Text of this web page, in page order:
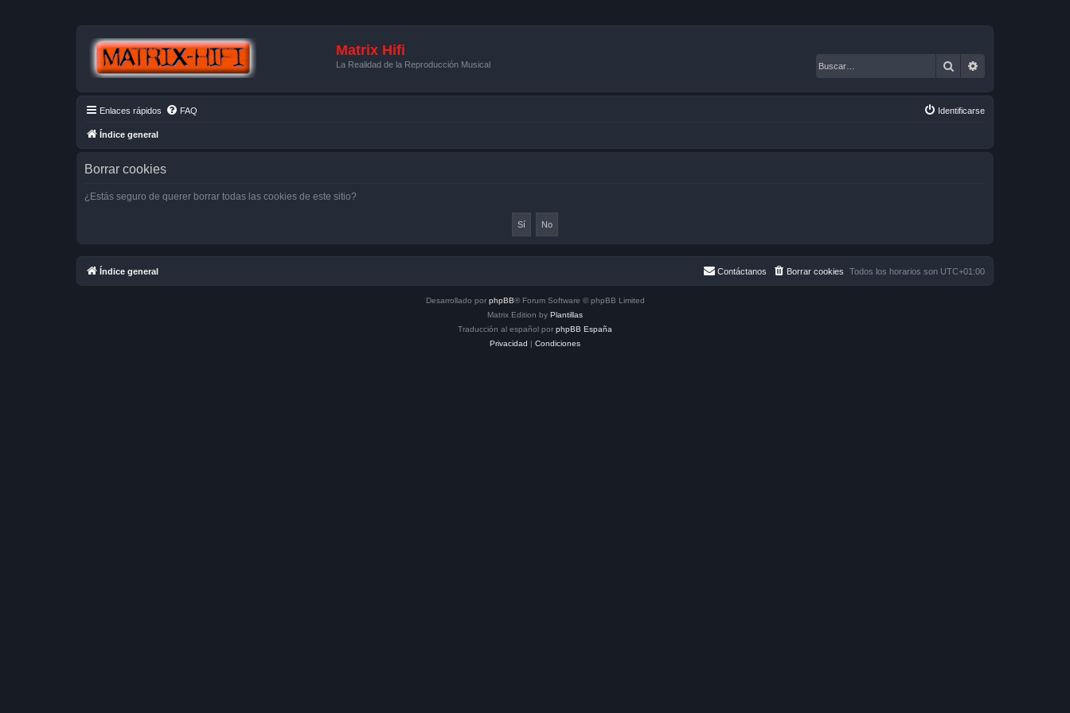
Matrix Hifi
La Realidad de la Reproducción Musical Buscar
Enlaces rápidos FAQ Identificarse
Índice general
Borrar cookies
¿Estás seguro de querer borrar todas las cookies de este sitio?
Índice general Todos los horarios son UTC+01:00
Borrar cookies
Contáctanos
Desarrollado por phpBB® Forum Software © phpBB Limited
Matrix Edition by Plantillas
Traducción al español por phpBB España
Privacidad | Condiciones